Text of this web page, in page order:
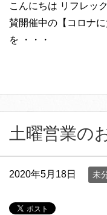
こんにちは リフレッ
賛開催中の【コロナ
を ・・・
土曜営業の
2020年5月18日 未